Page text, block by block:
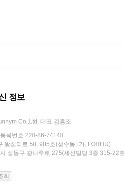
정보
Co.,Ltd. 대표 김흥조
록번호 220-86-74148
왕십리로 58, 905호(성수동1가, FORHU)
성동구 광나루로 275(세신빌딩 3층 315-22
회